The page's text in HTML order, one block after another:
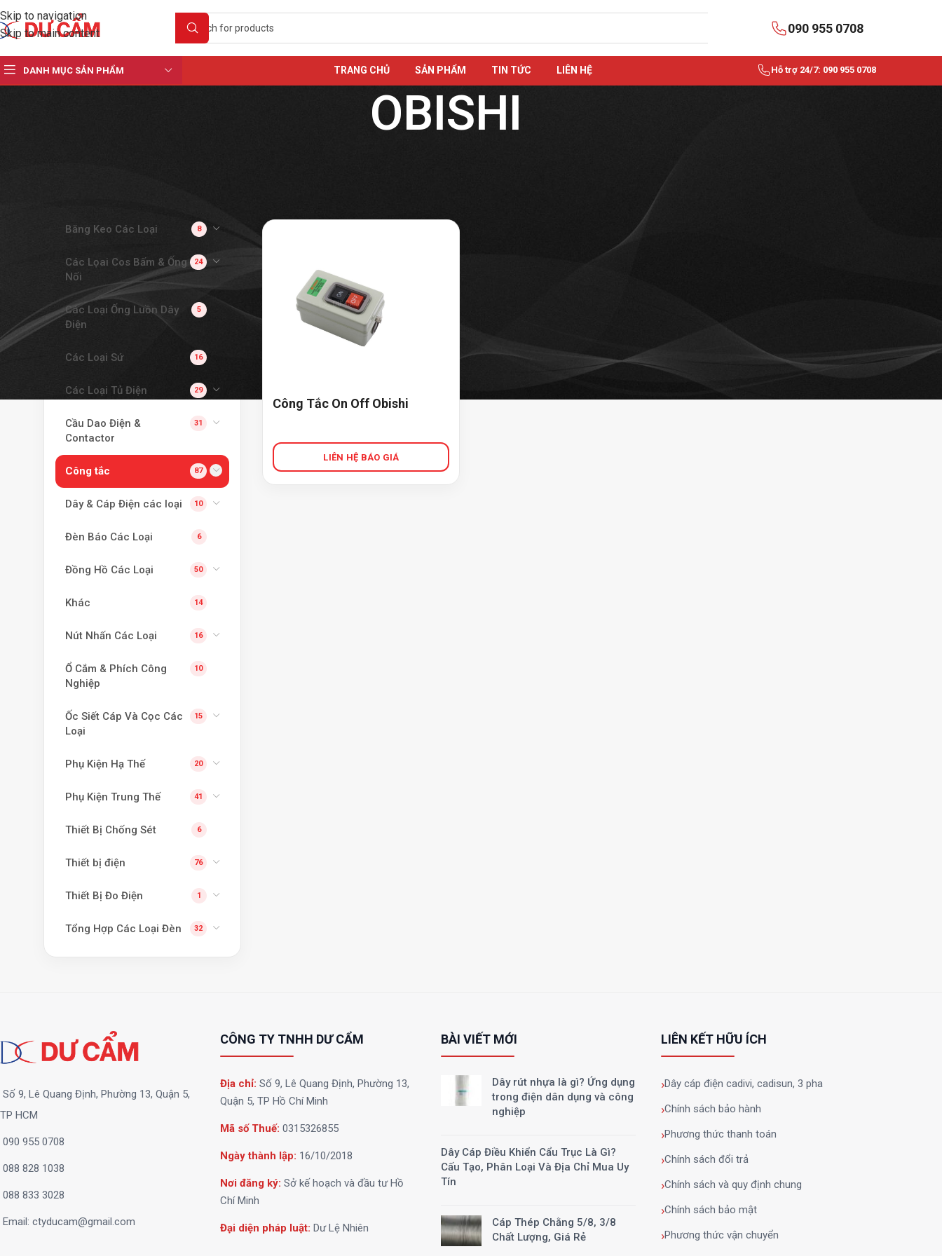
Skip to navigation
Skip to main content
090 955 0708
DANH MỤC SẢN PHẨM TRANG CHỦ SẢN PHẨM TIN TỨC LIÊN HỆ Hỗ trợ 24/7: 090 955 0708
OBISHI
Băng Keo Các Loại 8
Các Lọai Cos Bấm & Ống
Nối
24
Các Loại Ống Luồn Dây
Điện
5
Các Loại Sứ 16
Các Loại Tủ Điện 29
Cầu Dao Điện &
Contactor
31
Công tắc 87
Dây & Cáp Điện các loại 10
Đèn Báo Các Loại 6
Đồng Hồ Các Loại 50
Khác 14
Nút Nhấn Các Loại 16
Ổ Cắm & Phích Công
Nghiệp
10
Ốc Siết Cáp Và Cọc Các
Loại
15
Phụ Kiện Hạ Thế 20
Phụ Kiện Trung Thế 41
Thiết Bị Chống Sét 6
Thiết bị điện 76
Thiết Bị Đo Điện 1
Tổng Hợp Các Loại Đèn 32
Công Tắc On Off Obishi
Số 9, Lê Quang Định, Phường 13, Quận 5,
TP HCM
090 955 0708
088 828 1038
088 833 3028
Email: ctyducam@gmail.com
CÔNG TY TNHH DƯ CẨM
Địa chỉ:Số 9, Lê Quang Định, Phường 13,
Quận 5, TP Hồ Chí Minh
Mã số Thuế: 0315326855
Ngày thành lập: 16/10/2018
Nơi đăng ký: Sở kế hoạch và đầu tư Hồ
Chí Minh
Đại diện pháp luật: Dư Lệ Nhiên
BÀI VIẾT MỚI
Dây rút nhựa là gì? Ứng dụng
trong điện dân dụng và công
nghiệp
Dây Cáp Điều Khiển Cẩu Trục Là Gì?
Cấu Tạo, Phân Loại Và Địa Chỉ Mua Uy
Tín
Cáp Thép Chằng 5/8, 3/8
Chất Lượng, Giá Rẻ
LIÊN KẾT HỮU ÍCH
Dây cáp điện cadivi, cadisun, 3 pha
Chính sách bảo hành
Phương thức thanh toán
Chính sách đổi trả
Chính sách và quy định chung
Chính sách bảo mật
Phương thức vận chuyển